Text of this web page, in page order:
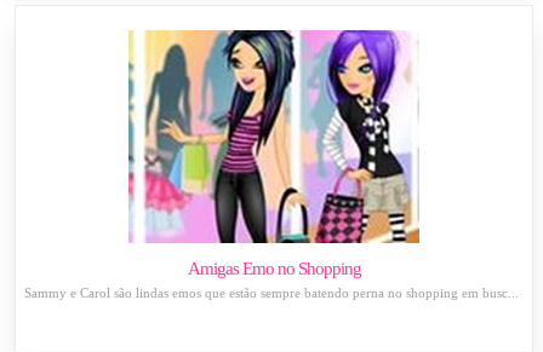
Amigas Emo no Shopping
Sammy e Carol são lindas emos que estão sempre batendo perna no shopping em busc...